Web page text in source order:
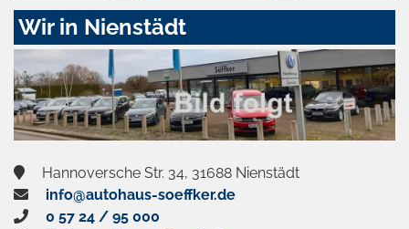
Zustimmen
aktivieren
Wir in Nienstädt
Hannoversche Str. 34, 31688 Nienstädt
info@autohaus-soeffker.de
0 57 24 / 95 000